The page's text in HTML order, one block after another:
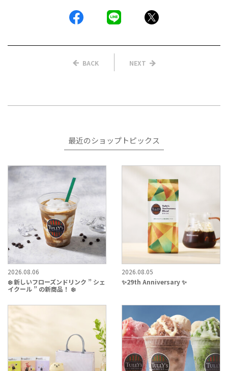
BACK NEXT
最近のショップトピックス
2026.08.06
❄️ 新しいフローズンドリンク ” シェ
イクール ” の新商品！ ❄️
2026.08.05
✨29th Anniversary ✨